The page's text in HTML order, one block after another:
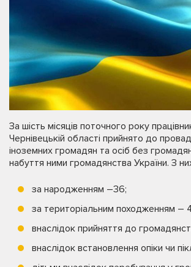
За шість місяців поточного року
Чернівецькій області прийнято до
іноземних громадян та осіб без
набуття ними громадянства України. З
за народженням –36;
за територіальним походженням –
внаслідок прийняття до
внаслідок встановлення опіки чи